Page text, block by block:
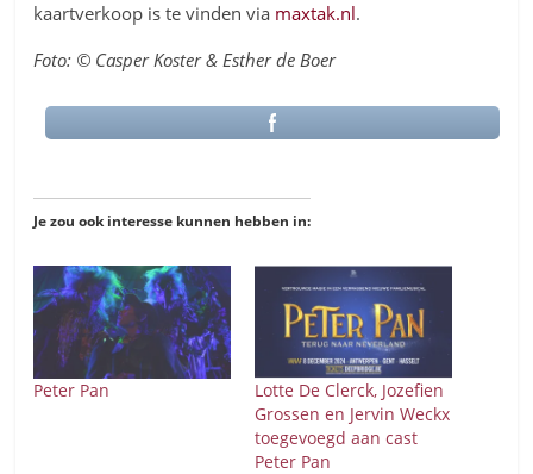
kaartverkoop is te vinden via maxtak.nl.
Foto: © Casper Koster & Esther de Boer
Je zou ook interesse kunnen hebben in:
Peter Pan
Lotte De Clerck, Jozefien
Grossen en Jervin Weckx
toegevoegd aan cast
Peter Pan